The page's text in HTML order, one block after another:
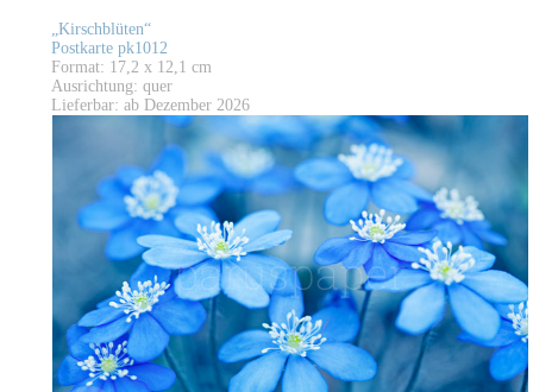
„Kirschblüten“
Postkarte pk1012
Format: 17,2 x 12,1 cm
Ausrichtung: quer
Lieferbar: ab Dezember 2026